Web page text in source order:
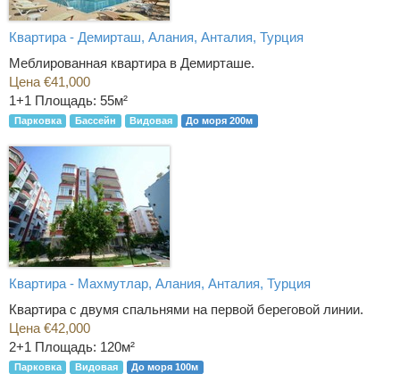
Квартира - Демирташ, Алания, Анталия, Турция
Меблированная квартира в Демирташе.
Цена €41,000
1+1 Площадь: 55м²
Парковка Бассейн Видовая До моря 200м
Квартира - Махмутлар, Алания, Анталия, Турция
Квартира с двумя спальнями на первой береговой линии.
Цена €42,000
2+1 Площадь: 120м²
Парковка Видовая До моря 100м